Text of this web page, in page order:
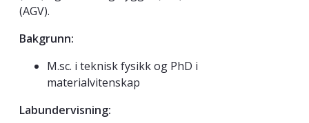
(AGV).
Bakgrunn:
M.sc. i teknisk fysikk og PhD i
materialvitenskap
Labundervisning: